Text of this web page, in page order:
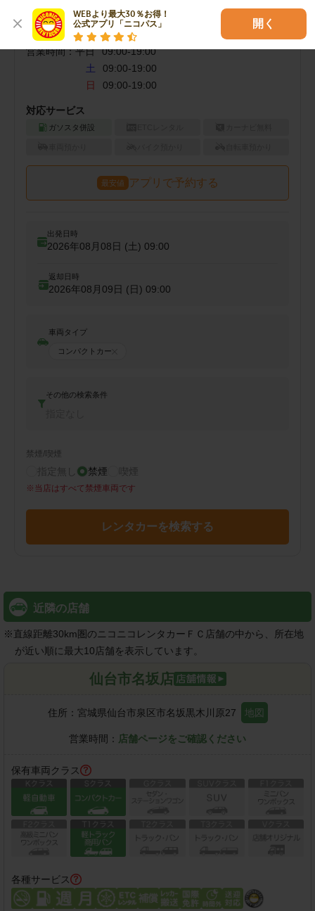
WEBより最大30％お得！
公式アプリ「ニコパス」
開く
店舗営業時間
営業時間：平日 09:00-19:00
土
09:00-19:00
日
09:00-19:00
対応サービス
ガソスタ併設
最安値 アプリで予約する
出発日時
2026年08月08日 (土) 09:00
返却日時
2026年08月09日 (日) 09:00
車両タイプ
コンパクトカー
その他の検索条件
禁煙/喫煙
指定無し 禁煙 喫煙
※ 当店はすべて禁煙車両です
レンタカーを検索する
近隣の店舗
※直線距離30km圏のニコニコレンタカーＦＣ店舗の中から、所在地
が近い順に最大10店舗を表示しています。
仙台市名坂店
住所： 宮城県仙台市泉区市名坂黒木川原27 地図
営業時間： 店舗ページをご確認ください
保有車両クラス
各種サービス